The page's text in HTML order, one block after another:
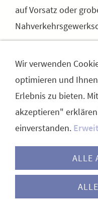
auf Vorsatz oder
EXTERNE LINKS
Die Website
anderen Websites.
haftet nicht für die
KONTAKT
Wir verwenden
optimieren und
Erlebnis zu bieten.
akzeptieren"
einverstanden.
ALLE